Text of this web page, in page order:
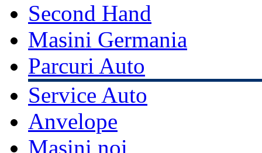
Second Hand
Masini Germania
Parcuri Auto
Service Auto
Anvelope
Masini noi